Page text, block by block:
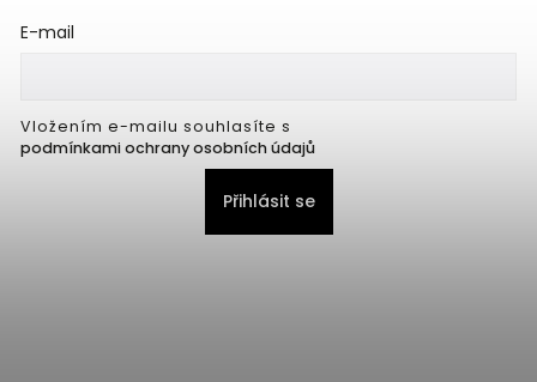
E-mail
Vložením e-mailu souhlasíte s
podmínkami ochrany osobních údajů
Přihlásit se